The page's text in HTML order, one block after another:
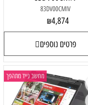
83DV00CMIV
₪4,874
פרטים נוספים
מחשב נייד מתהפך